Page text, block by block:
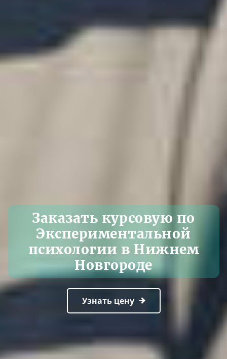
Заказать курсовую по
Экспериментальной
психологии в Нижнем
Новгороде
Узнать цену